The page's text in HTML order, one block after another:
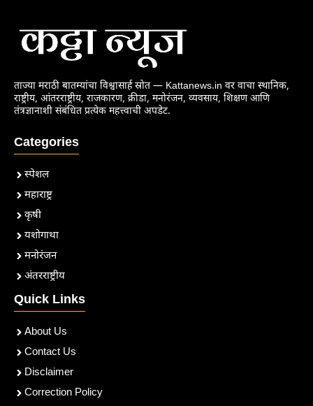
ताज्या मराठी बातम्यांचा विश्वासार्ह स्रोत — Kattanews.in वर वाचा स्थानिक,
राष्ट्रीय, आंतरराष्ट्रीय, राजकारण, क्रीडा, मनोरंजन, व्यवसाय, शिक्षण आणि
तंत्रज्ञानाशी संबंधित प्रत्येक महत्त्वाची अपडेट.
Categories
स्पेशल
महाराष्ट्र
कृषी
यशोगाथा
मनोरंजन
अंतरराष्ट्रीय
Quick Links
About Us
Contact Us
Disclaimer
Correction Policy